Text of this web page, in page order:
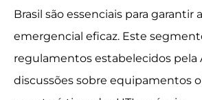
Brasil são essenciais para
emergencial eficaz. Este
regulamentos estabelecidos pela
discussões sobre equipamentos